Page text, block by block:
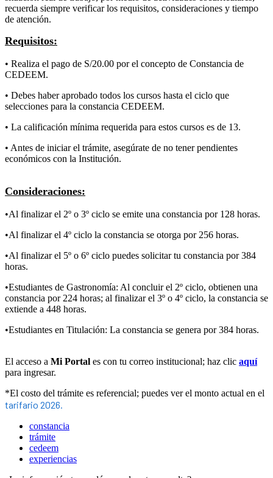
recuerda siempre verificar los requisitos, consideraciones y tiempo
de atención.
Requisitos:
• Realiza el pago de S/20.00 por el concepto de Constancia de
CEDEEM.
• Debes haber aprobado todos los cursos hasta el ciclo que
selecciones para la constancia CEDEEM.
• La calificación mínima requerida para estos cursos es de 13.
• Antes de iniciar el trámite, asegúrate de no tener pendientes
económicos con la Institución.
Consideraciones:
•Al finalizar el 2º o 3º ciclo se emite una constancia por 128 horas.
•Al finalizar el 4º ciclo la constancia se otorga por 256 horas.
•Al finalizar el 5º o 6º ciclo puedes solicitar tu constancia por 384
horas.
•Estudiantes de Gastronomía: Al concluir el 2º ciclo, obtienen una
constancia por 224 horas; al finalizar el 3º o 4º ciclo, la constancia se
extiende a 448 horas.
•Estudiantes en Titulación: La constancia se genera por 384 horas.
El acceso a Mi Portal es con tu correo institucional; haz clic aquí
para ingresar.
*El costo del trámite es referencial; puedes ver el monto actual en el
tarifario 2026.
constancia
trámite
cedeem
experiencias